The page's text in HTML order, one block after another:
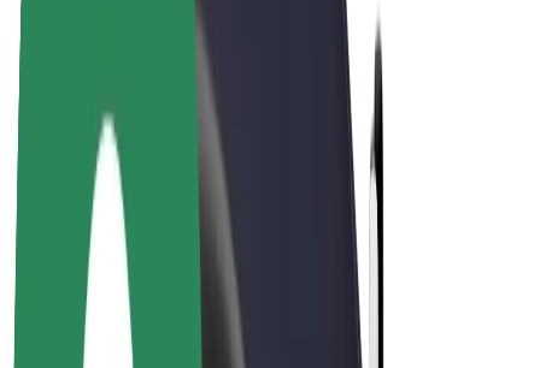
Ingresos de conductor/a
Repartidores
Ingresos de repartidor
Comercios de Bolt Food
Flotas
Franquicias